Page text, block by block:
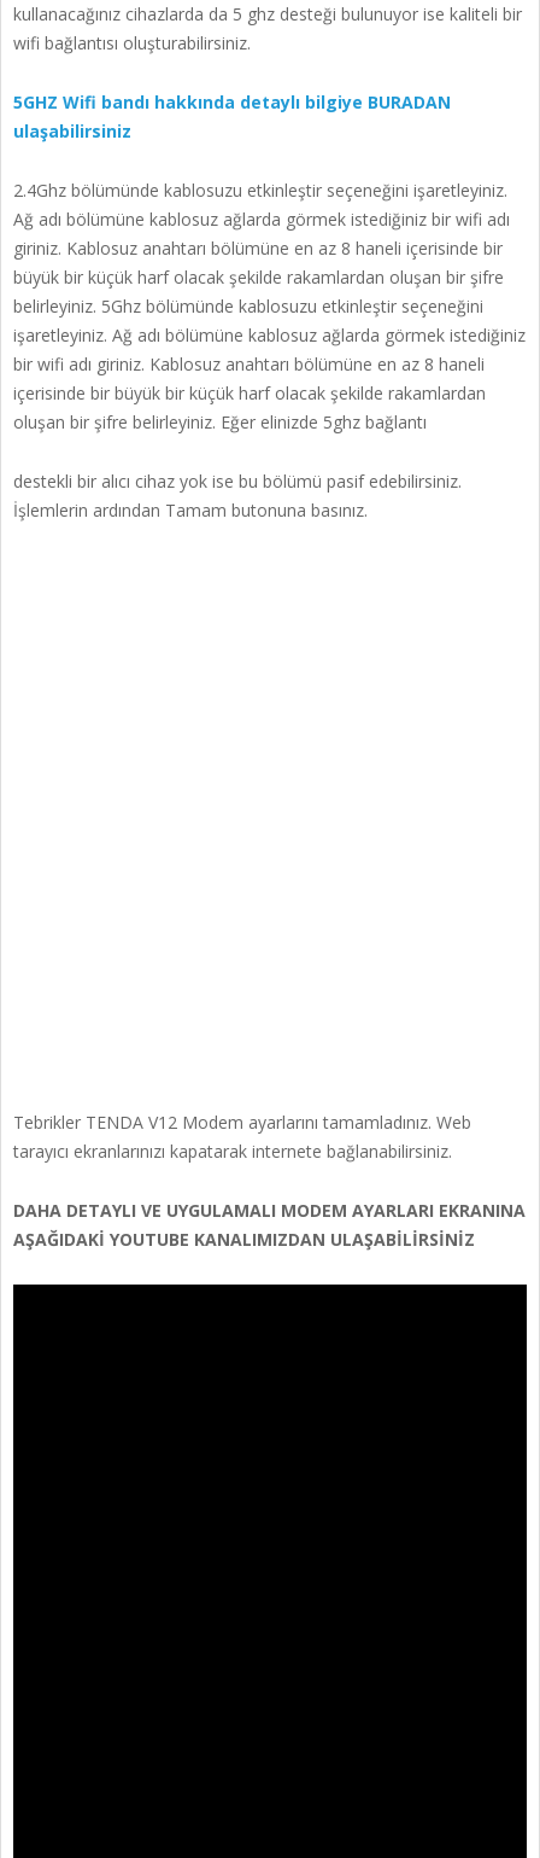
kullanacağınız cihazlarda da 5 ghz desteği bulunuyor ise kaliteli bir
wifi bağlantısı oluşturabilirsiniz.
5GHZ Wifi bandı hakkında detaylı bilgiye BURADAN
ulaşabilirsiniz
2.4Ghz bölümünde kablosuzu etkinleştir seçeneğini işaretleyiniz.
Ağ adı bölümüne kablosuz ağlarda görmek istediğiniz bir wifi adı
giriniz. Kablosuz anahtarı bölümüne en az 8 haneli içerisinde bir
büyük bir küçük harf olacak şekilde rakamlardan oluşan bir şifre
belirleyiniz. 5Ghz bölümünde kablosuzu etkinleştir seçeneğini
işaretleyiniz. Ağ adı bölümüne kablosuz ağlarda görmek istediğiniz
bir wifi adı giriniz. Kablosuz anahtarı bölümüne en az 8 haneli
içerisinde bir büyük bir küçük harf olacak şekilde rakamlardan
oluşan bir şifre belirleyiniz. Eğer elinizde 5ghz bağlantı
destekli bir alıcı cihaz yok ise bu bölümü pasif edebilirsiniz.
İşlemlerin ardından Tamam butonuna basınız.
Tebrikler TENDA V12 Modem ayarlarını tamamladınız. Web
tarayıcı ekranlarınızı kapatarak internete bağlanabilirsiniz.
DAHA DETAYLI VE UYGULAMALI MODEM AYARLARI EKRANINA
AŞAĞIDAKİ YOUTUBE KANALIMIZDAN ULAŞABİLİRSİNİZ